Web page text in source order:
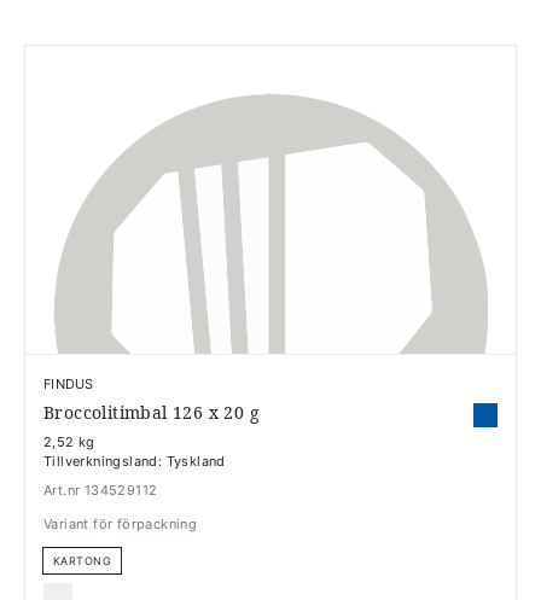
FINDUS
Broccolitimbal 126 x 20 g
2,52 kg
Tillverkningsland: Tyskland
Art.nr 134529112
Variant för förpackning
KARTONG